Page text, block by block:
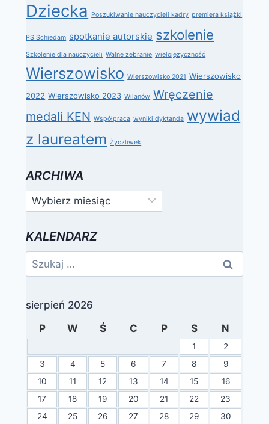
Dziecka
Poszukiwanie nauczycieli kadry premiera książki
PS Schiedam spotkanie autorskie szkolenie
Szkolenie dla nauczycieli Walne zebranie wielojęzyczność
Wierszowisko Wierszowisko 2021 Wierszowisko
2022 Wierszowisko 2023 Wilanów Wręczenie
medali KEN Współpraca wyniki dyktanda wywiad
z laureatem Życzliwek
ARCHIWA
Archiwa
KALENDARZ
Szukaj:
sierpień 2026
P
W Ś C P S N
1
2
3
4 5 6 7 8
9
10
11 12 13 14 15
16
17
18 19 20 21 22
23
24
25 26 27 28 29
30